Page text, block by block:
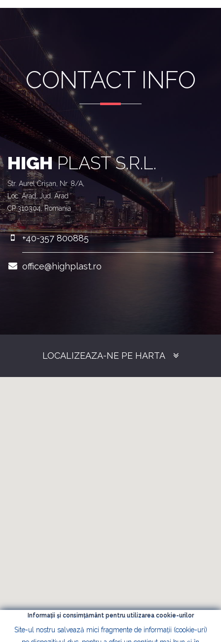
CONTACT INFO
HIGHPLAST S.R.L.
Str. Aurel Crişan, Nr. 8/A,
Loc. Arad, Jud. Arad
CP:310304, Romania
+40-357 800885
office@highplast.ro
LOCALIZEAZA-NE PE HARTA
Informații și consimțământ pentru utilizarea cookie-urilor
Site-ul nostru salvează mici fragmente de informații (cookie-uri)